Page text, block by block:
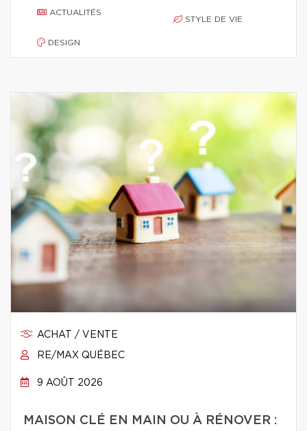
ACTUALITÉS
DESIGN
STYLE DE VIE
ACHAT / VENTE
RE/MAX QUÉBEC
9 AOÛT 2026
MAISON CLÉ EN MAIN OU À RÉNOVER :